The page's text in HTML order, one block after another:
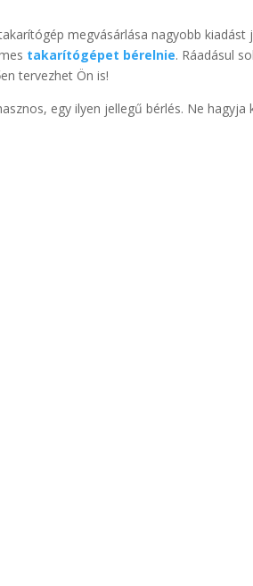
megvásárlása nagyobb
takarítógépet bérelnie. Ráadásul
tervezhet Ön is!
egy ilyen jellegű bérlés. Ne hagyja